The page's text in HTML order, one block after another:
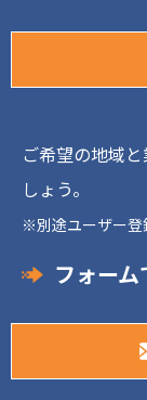
ご希望の地域
しょう。
※別途ユーザー登
フォー